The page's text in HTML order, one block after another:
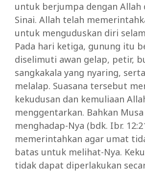
untuk berjumpa dengan Allah
Sinai. Allah telah
untuk menguduskan diri
Pada hari ketiga, gunung itu
diselimuti awan gelap, petir,
sangkakala yang nyaring,
melalap. Suasana tersebut
kekudusan dan kemuliaan
menggentarkan. Bahkan
menghadap-Nya (bdk. Ibr.
memerintahkan agar umat
batas untuk melihat-Nya.
tidak dapat diperlakukan